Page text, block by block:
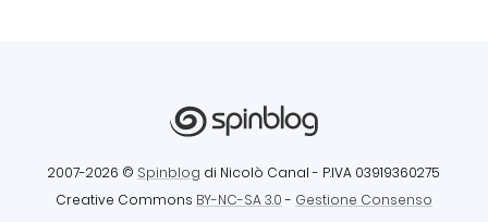
2007-2026 © Spinblog di Nicolò Canal - P.IVA 03919360275
Creative Commons BY-NC-SA 3.0- Gestione Consenso